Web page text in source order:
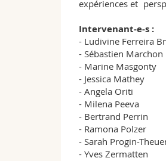
expériences et
Intervenant-e-s :
- Ludivine Ferreira
- Sébastien Marchon
- Marine Masgonty
- Jessica Mathey
- Angela Oriti
- Milena Peeva
- Bertrand Perrin
- Ramona Polzer
- Sarah Progin-
- Yves Zermatten